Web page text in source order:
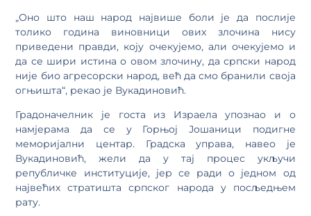
„Оно што наш народ највише боли је да послије
толико година виновници ових злочина нису
приведени правди, коју очекујемо, али очекујемо и
да се шири истина о овом злочину, да српски народ
није био агресорски народ, већ да смо бранили своја
огњишта“, рекао је Вукадиновић.
Градоначелник је госта из Израела упознао и о
намјерама да се у Горњој Јошаници подигне
меморијални центар. Градска управа, навео је
Вукадиновић, жели да у тај процес укључи
републичке институције, јер се ради о једном од
највећих стратишта српског народа у посљедњем
рату.